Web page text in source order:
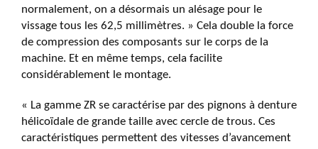
normalement, on a désormais un alésage pour le
vissage tous les 62,5 millimètres. » Cela double la force
de compression des composants sur le corps de la
machine. Et en même temps, cela facilite
considérablement le montage.
« La gamme ZR se caractérise par des pignons à denture
hélicoïdale de grande taille avec cercle de trous. Ces
caractéristiques permettent des vitesses d’avancement